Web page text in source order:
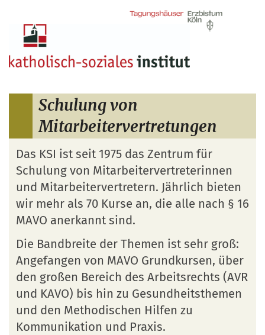
Schulung von
Mitarbeitervertretungen
Das KSI ist seit 1975 das Zentrum für
Schulung von Mitarbeitervertreterinnen
und Mitarbeitervertretern. Jährlich bieten
wir mehr als 70 Kurse an, die alle nach § 16
MAVO anerkannt sind.
Die Bandbreite der Themen ist sehr groß:
Angefangen von MAVO Grundkursen, über
den großen Bereich des Arbeitsrechts (AVR
und KAVO) bis hin zu Gesundheitsthemen
und den Methodischen Hilfen zu
Kommunikation und Praxis.